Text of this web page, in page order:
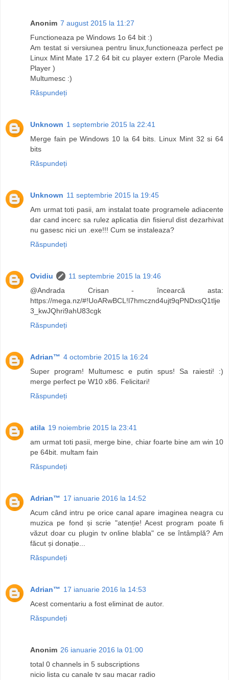
Anonim 7 august 2015 la 11:27
Functioneaza pe Windows 1o 64 bit :)
Am testat si versiunea pentru linux,functioneaza perfect pe
Linux Mint Mate 17.2 64 bit cu player extern (Parole Media
Player )
Multumesc :)
Răspundeți
Unknown 1 septembrie 2015 la 22:41
Merge fain pe Windows 10 la 64 bits. Linux Mint 32 si 64
bits
Răspundeți
Unknown 11 septembrie 2015 la 19:45
Am urmat toti pasii, am instalat toate programele adiacente
dar cand incerc sa rulez aplicatia din fisierul dist dezarhivat
nu gasesc nici un .exe!!! Cum se instaleaza?
Răspundeți
Ovidiu
11 septembrie 2015 la 19:46
@Andrada Crisan - încearcă asta:
https://mega.nz/#!UoARwBCL!l7hmcznd4ujt9qPNDxsQ1tlje
3_kwJQhri9ahU83cgk
Răspundeți
Adrian™ 4 octombrie 2015 la 16:24
Super program! Multumesc e putin spus! Sa raiesti! :)
merge perfect pe W10 x86. Felicitari!
Răspundeți
atila 19 noiembrie 2015 la 23:41
am urmat toti pasii, merge bine, chiar foarte bine am win 10
pe 64bit. multam fain
Răspundeți
Adrian™ 17 ianuarie 2016 la 14:52
Acum când intru pe orice canal apare imaginea neagra cu
muzica pe fond și scrie "atenție! Acest program poate fi
văzut doar cu plugin tv online blabla" ce se întâmplă? Am
făcut și donație...
Răspundeți
Adrian™ 17 ianuarie 2016 la 14:53
Acest comentariu a fost eliminat de autor.
Răspundeți
Anonim 26 ianuarie 2016 la 01:00
total 0 channels in 5 subscriptions
nicio lista cu canale tv sau macar radio